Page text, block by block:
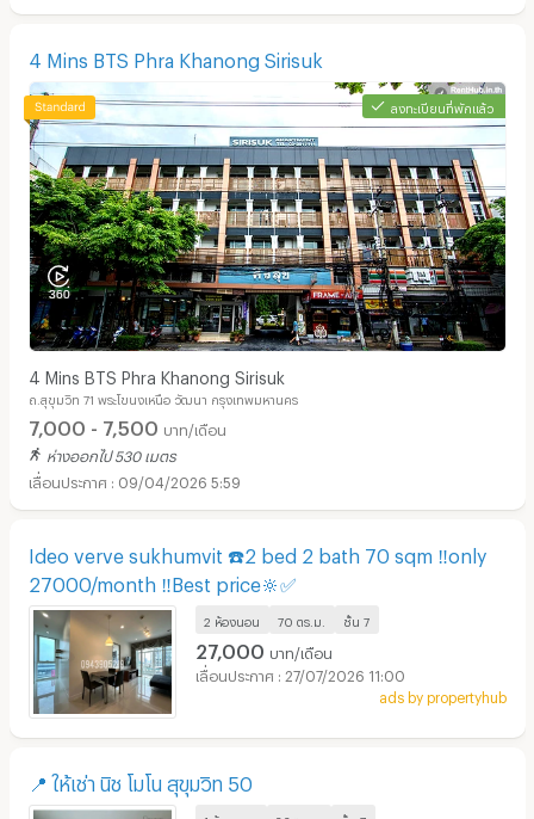
4 Mins BTS Phra Khanong Sirisuk
ลงทะเบียนที่พักแล้ว
4 Mins BTS Phra Khanong Sirisuk
ถ.สุขุมวิท 71 พระโขนงเหนือ วัฒนา กรุงเทพมหานคร
7,000 - 7,500 บาท/เดือน
ห่างออกไป 530 เมตร
09/04/2026 5:59
Ideo verve sukhumvit ☎️2 bed 2 bath 70 sqm ‼️only
27000/month ‼️Best price🔆✅
2 ห้องนอน 70 ตร.ม. ชั้น 7
27,000 บาท/เดือน
27/07/2026 11:00
ads by propertyhub
📍 ให้เช่า นิช โมโน สุขุมวิท 50